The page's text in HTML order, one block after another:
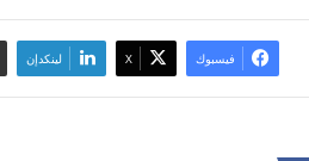
فيسبوك ‫X لينكدإن